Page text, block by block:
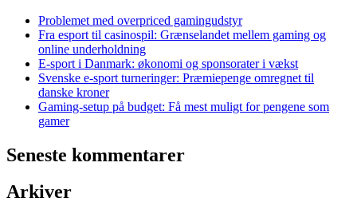
Problemet med overpriced gamingudstyr
Fra esport til casinospil: Grænselandet mellem gaming og
online underholdning
E-sport i Danmark: økonomi og sponsorater i vækst
Svenske e-sport turneringer: Præmiepenge omregnet til
danske kroner
Gaming-setup på budget: Få mest muligt for pengene som
gamer
Seneste kommentarer
Arkiver